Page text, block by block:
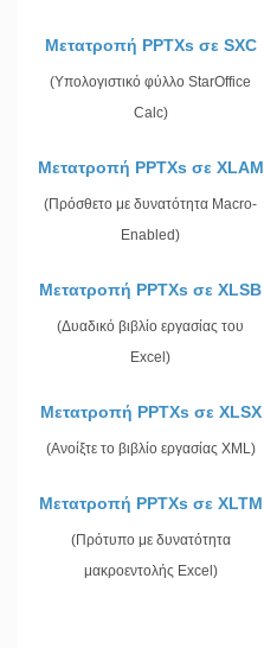
Μετατροπή PPTXs σε SXC
(Υπολογιστικό φύλλο StarOffice
Calc)
Μετατροπή PPTXs σε XLAM
(Πρόσθετο με δυνατότητα Macro-
Enabled)
Μετατροπή PPTXs σε XLSB
(Δυαδικό βιβλίο εργασίας του
Excel)
Μετατροπή PPTXs σε XLSX
(Ανοίξτε το βιβλίο εργασίας XML)
Μετατροπή PPTXs σε XLTM
(Πρότυπο με δυνατότητα
μακροεντολής Excel)